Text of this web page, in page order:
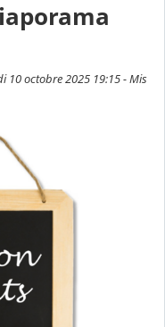
10 octobre 2025 19:15 - Mis